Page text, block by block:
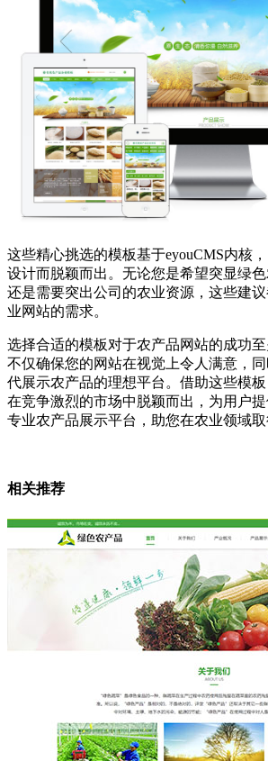
这些精心挑选的模板基于eyouCMS内核
设计而脱颖而出。无论您是希望突显绿色
还是需要突出公司的农业资源，这些建
业网站的需求。
选择合适的模板对于农产品网站的成功
不仅确保您的网站在视觉上令人满意，
代展示农产品的理想平台。借助这些模
在竞争激烈的市场中脱颖而出，为用户
专业农产品展示平台，助您在农业领域取
相关推荐